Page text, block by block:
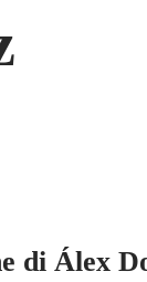
di Álex